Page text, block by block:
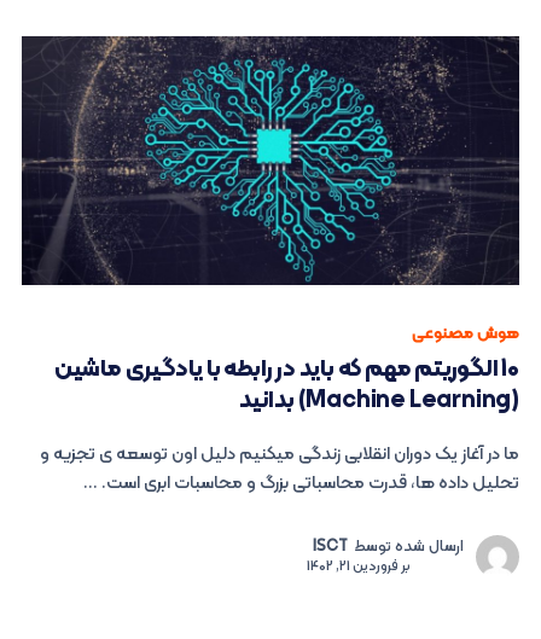
هوش مصنوعی
10 الگوریتم مهم که باید در رابطه با یادگیری ماشین
(Machine Learning) بدانید
ما در آغاز یک دوران انقلابی زندگی میکنیم دلیل اون توسعه ی تجزیه و
تحلیل داده ها، قدرت محاسباتی بزرگ و محاسبات ابری است. ...
ارسال شده توسط ISCT
برفروردین 21, 1402